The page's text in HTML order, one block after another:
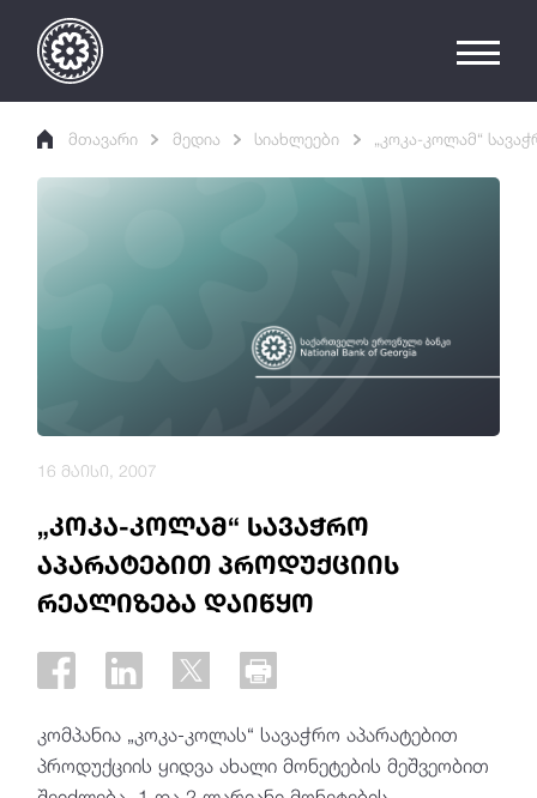
მთავარი მედია სიახლეები „კოკა-კოლამ“
„კოკა-კოლამ“ სავაჭრო
აპარატებით პროდუქციის
რეალიზება დაიწყო
16 მაისი, 2007
კომპანია „კოკა-კოლას“ სავაჭრო აპარატებით
პროდუქციის ყიდვა ახალი მონეტების მეშვეობით